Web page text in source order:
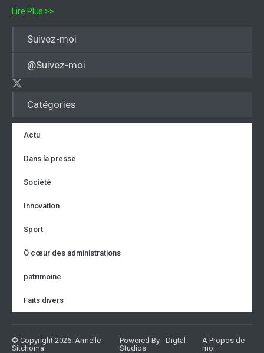
Catégories
Actu
Dans la presse
Société
Innovation
Sport
Ô cœur des administrations
patrimoine
Faits divers
Lire Plus >>
Suivez-moi
@Suivez-moi
© Copyright 2026. Armelle
Sitchoma
Powered By - Digtal
Studios
A Propos de
moi